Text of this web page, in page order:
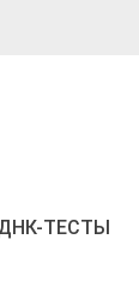
ТЕСТЫ